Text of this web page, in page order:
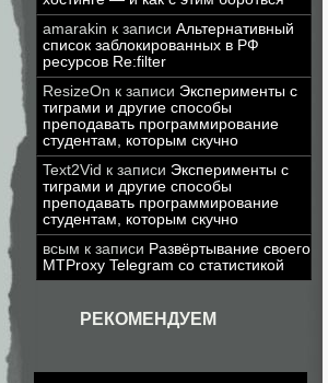
amarakin к записи Альтернативный
список заблокированных в РФ
ресурсов Re:filter
ResizeOn к записи Эксперименты с
тиграми и другие способы
преподавать программирование
студентам, которым скучно
Text2Vid к записи Эксперименты с
тиграми и другие способы
преподавать программирование
студентам, которым скучно
всым к записи Развёртывание своего
MTProxy Telegram со статистикой
РЕКОМЕНДУЕМ